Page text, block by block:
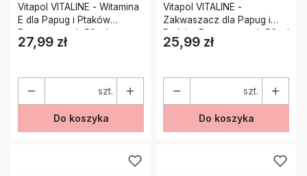
Vitapol VITALINE - Witamina
E dla Papug i Ptaków
Egzotycznych 50 ml
Cena
27,99 zł
szt.
Do koszyka
Vitapol VITALINE -
Zakwaszacz dla Papug i
Ptaków Egzotycznych 50 ml
Cena
25,99 zł
szt.
Do koszyka